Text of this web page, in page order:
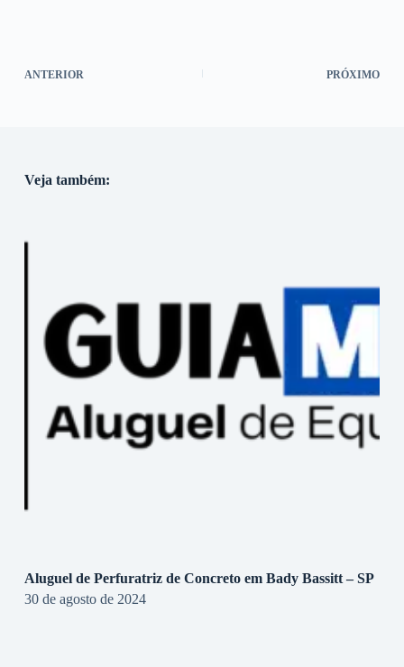
ANTERIOR PRÓXIMO
Veja também:
Aluguel de Perfuratriz de Concreto em Bady Bassitt – SP
30 de agosto de 2024